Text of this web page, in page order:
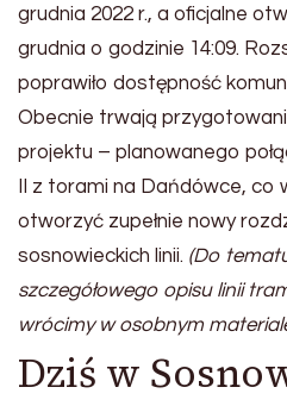
grudnia 2022 r., a oficjalne
grudnia o godzinie 14:09.
poprawiło dostępność
Obecnie trwają
projektu – planowanego
II z torami na Dańdówce, co
otworzyć zupełnie nowy
sosnowieckich linii. (Do
szczegółowego opisu linii
wrócimy w osobnym
Dziś w